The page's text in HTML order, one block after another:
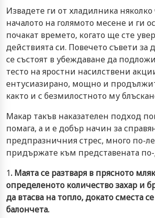
Извадете ги от хладилника
началото на голямото месене и ги
почакат времето, когато ще сте
действията си. Повечето съвети за
се състоят в убеждаване да
тесто на яростни насилствени
ентусиазирано, мощно и
както и с безмилостното му
Макар такъв наказателен подход
помага, а и е добър начин за
предпразничния стрес, много по-
придържате към представената
1. Маята се разтваря в прясното
определеното количество захар и
да втасва на топло, докато сместа
балончета.